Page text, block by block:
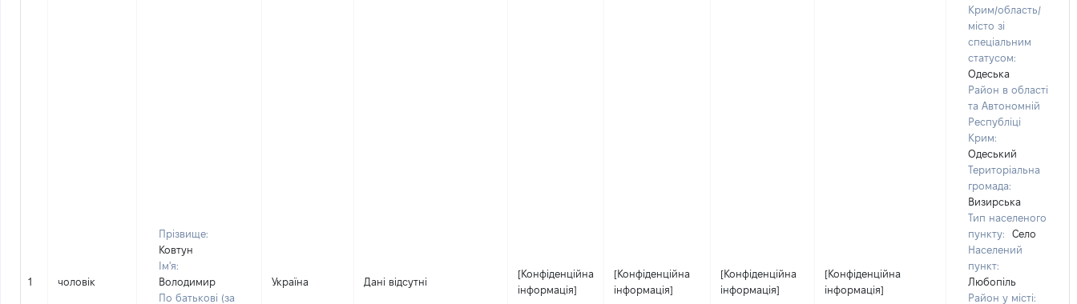
1 чоловік
Прізвище:
Ковтун
Ім'я:
Володимир
По батькові (за
Україна Дані відсутні
[Конфіденційна
інформація]
[Конфіденційна
інформація]
[Конфіденційна
інформація]
[Конфіденційна
інформація]
Крим/область/
місто зі
спеціальним
статусом:
Одеська
Район в області
та Автономній
Республіці
Крим:
Одеський
Територіальна
громада:
Визирська
Тип населеного
пункту:
Село
Населений
пункт:
Любопіль
Район у місті: